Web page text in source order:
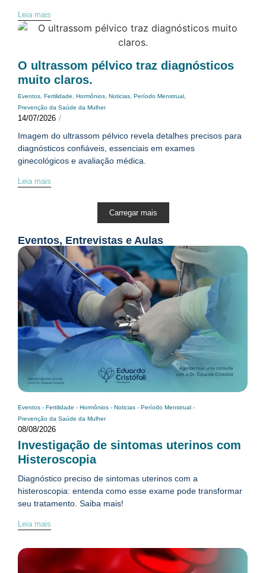
Leia mais
O ultrassom pélvico traz diagnósticos
muito claros.
Eventos, Fertilidade, Hormônios, Noticias, Período Menstrual,
Prevenção da Saúde da Mulher
14/07/2026 /
Imagem do ultrassom pélvico revela detalhes precisos para
diagnósticos confiáveis, essenciais em exames
ginecológicos e avaliação médica.
Leia mais
Carregar mais
Eventos, Entrevistas e Aulas
Eventos - Fertilidade - Hormônios - Noticias - Período Menstrual -
Prevenção da Saúde da Mulher
08/08/2026
Investigação de sintomas uterinos com
Histeroscopia
Diagnóstico preciso de sintomas uterinos com a
histeroscopia: entenda como esse exame pode transformar
seu tratamento. Saiba mais!
Leia mais